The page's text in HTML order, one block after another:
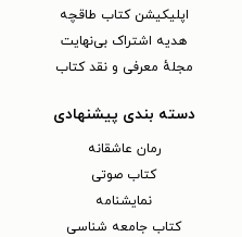
اپلیکیشن کتاب طاقچه
هدیه اشتراک بی‌نهایت
مجلهٔ معرفی و نقد کتاب
دسته بندی پیشنهادی
رمان عاشقانه
کتاب‌ صوتی
نمایشنامه
کتاب جامعه شناسی